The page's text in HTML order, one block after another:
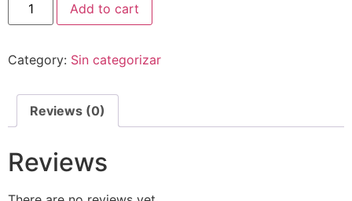
Add to cart
Category: Sin categorizar
Reviews (0)
Reviews